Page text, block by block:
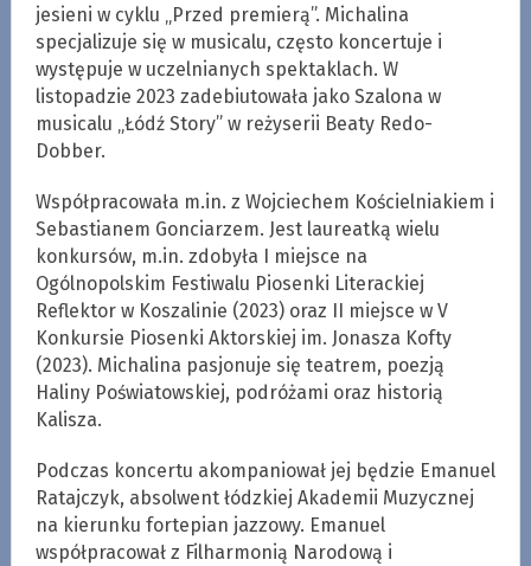
jesieni w cyklu „Przed premierą”. Michalina
specjalizuje się w musicalu, często koncertuje i
występuje w uczelnianych spektaklach. W
listopadzie 2023 zadebiutowała jako Szalona w
musicalu „Łódź Story” w reżyserii Beaty Redo-
Dobber.
Współpracowała m.in. z Wojciechem Kościelniakiem i
Sebastianem Gonciarzem. Jest laureatką wielu
konkursów, m.in. zdobyła I miejsce na
Ogólnopolskim Festiwalu Piosenki Literackiej
Reflektor w Koszalinie (2023) oraz II miejsce w V
Konkursie Piosenki Aktorskiej im. Jonasza Kofty
(2023). Michalina pasjonuje się teatrem, poezją
Haliny Poświatowskiej, podróżami oraz historią
Kalisza.
Podczas koncertu akompaniował jej będzie Emanuel
Ratajczyk, absolwent łódzkiej Akademii Muzycznej
na kierunku fortepian jazzowy. Emanuel
współpracował z Filharmonią Narodową i